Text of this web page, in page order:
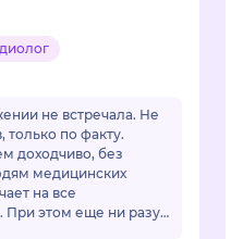
не встречала. Не
только по факту.
доходчиво, без
медицинских
на все
этом еще ни разу